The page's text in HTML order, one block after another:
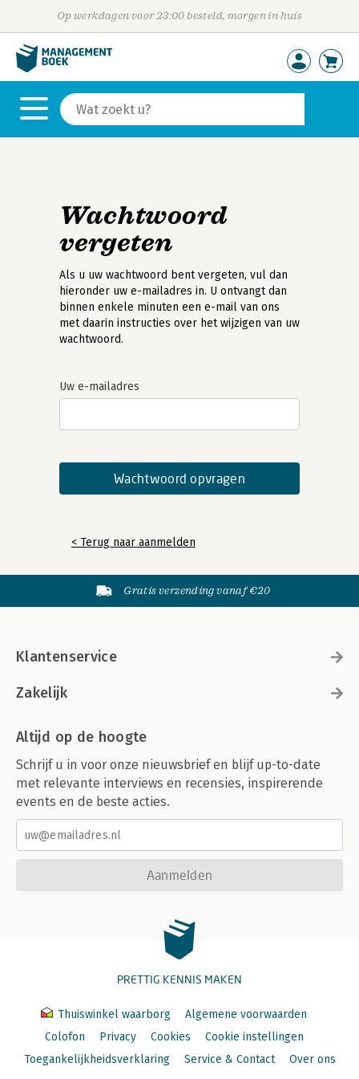
Op werkdagen voor 23:00 besteld, morgen in huis
Wachtwoord
vergeten
Als u uw wachtwoord bent vergeten, vul dan
hieronder uw e-mailadres in. U ontvangt dan
binnen enkele minuten een e-mail van ons
met daarin instructies over het wijzigen van uw
wachtwoord.
Uw e-mailadres
< Terug naar aanmelden
Gratis verzending vanaf €20
Klantenservice
Zakelijk
Altijd op de hoogte
Schrijf u in voor onze nieuwsbrief en blijf up-to-date
met relevante interviews en recensies, inspirerende
events en de beste acties.
Aanmelden
PRETTIG KENNIS MAKEN
Thuiswinkel waarborg
Algemene voorwaarden
Colofon
Privacy Cookies
Cookie instellingen
Toegankelijkheidsverklaring
Service & Contact Over ons